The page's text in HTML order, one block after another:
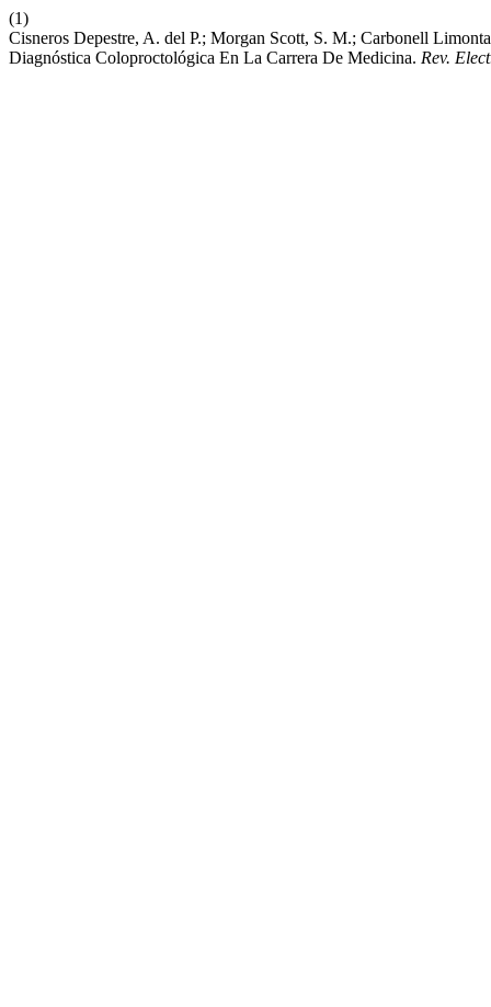
(1)
Cisneros Depestre, A. del P.; Morgan Scott, S. M.; Carbonell
Diagnóstica Coloproctológica En La Carrera De Medicina. Rev.